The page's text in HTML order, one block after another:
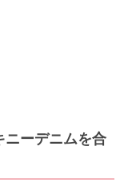
ニーデニムを合